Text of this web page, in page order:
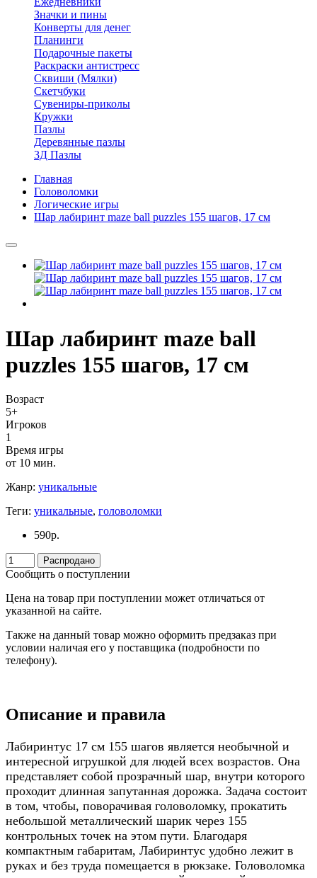
Значки и пины
Конверты для денег
Планинги
Подарочные пакеты
Раскраски антистресс
Сквиши (Мялки)
Скетчбуки
Сувениры-приколы
Кружки
Пазлы
Деревянные пазлы
3Д Пазлы
Главная
Головоломки
Логические игры
Шар лабиринт maze ball puzzles 155 шагов, 17 см
Шар лабиринт maze ball
puzzles 155 шагов, 17 см
Возраст
5+
Игроков
1
Время игры
от 10 мин.
Жанр: уникальные
Теги: уникальные, головоломки
590р.
Распродано
Сообщить о поступлении
Цена на товар при поступлении может отличаться от
указанной на сайте.
Также на данный товар можно оформить предзаказ при
условии наличая его у поставщика (подробности по
телефону).
Описание и правила
Лабиринтус 17 см 155 шагов является необычной и
интересной игрушкой для людей всех возрастов. Она
представляет собой прозрачный шар, внутри которого
проходит длинная запутанная дорожка. Задача состоит
в том, чтобы, поворачивая головоломку, прокатить
небольшой металлический шарик через 155
контрольных точек на этом пути. Благодаря
компактным габаритам, Лабиринтус удобно лежит в
руках и без труда помещается в рюкзаке. Головоломка